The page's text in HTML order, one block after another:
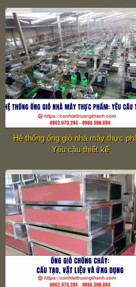
Hệ thống ống gió nhà máy thực
Yêu cầu thiết kế